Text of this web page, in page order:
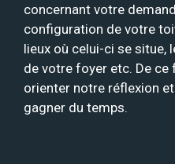
concernant votre
configuration de votre
lieux où celui-ci se situe,
de votre foyer etc. De
orienter notre réflexion
gagner du temps.